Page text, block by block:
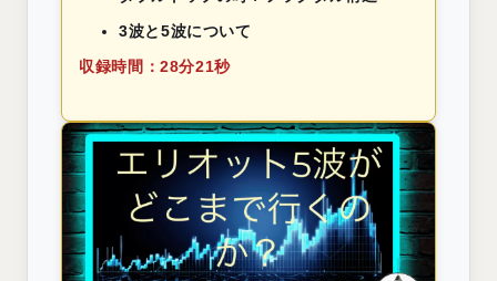
3波と5波について
収録時間：28分21秒